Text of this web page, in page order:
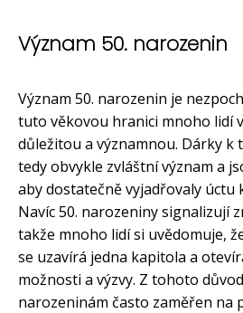
Význam 50. narozenin
Význam 50. narozenin je
tuto věkovou hranici mnoho lidí
důležitou a významnou. Dárky
tedy obvykle zvláštní význam a
aby dostatečně vyjadřovaly úctu
Navíc 50. narozeniny signalizují
takže mnoho lidí si uvědomuje,
se uzavírá jedna kapitola a
možnosti a výzvy. Z tohoto
narozeninám často zaměřen na